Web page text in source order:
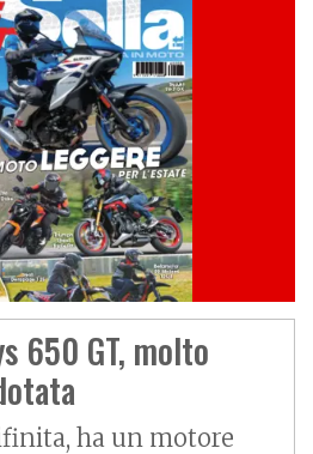
650 GT, molto
ha un motore